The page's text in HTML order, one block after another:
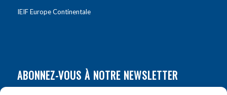
IEIF Europe Continentale
ABONNEZ-VOUS À NOTRE NEWSLETTER